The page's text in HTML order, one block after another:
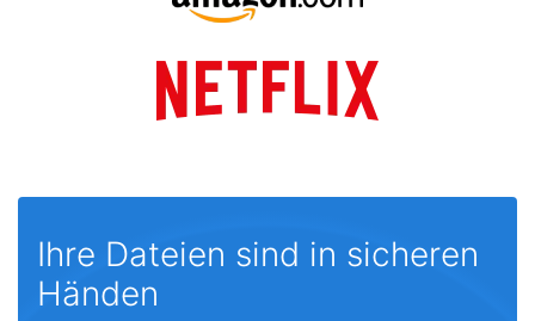
Ihre Dateien sind in sicheren
Händen